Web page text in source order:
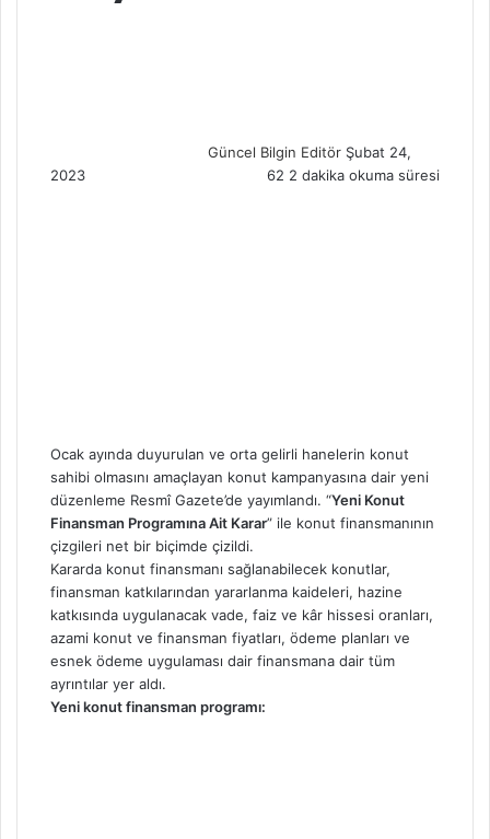
Güncel Bilgin Editör e
m
Şubat 24,
2023
62 2 dakika okuma süresi
Ocak ayında duyurulan ve orta gelirli hanelerin konut
sahibi olmasını amaçlayan konut kampanyasına dair yeni
düzenleme Resmî Gazete’de yayımlandı. “Yeni Konut
Finansman Programına Ait Karar” ile konut finansmanının
çizgileri net bir biçimde çizildi.
Kararda konut finansmanı sağlanabilecek konutlar,
finansman katkılarından yararlanma kaideleri, hazine
katkısında uygulanacak vade, faiz ve kâr hissesi oranları,
azami konut ve finansman fiyatları, ödeme planları ve
esnek ödeme uygulaması dair finansmana dair tüm
ayrıntılar yer aldı.
Yeni konut finansman programı: